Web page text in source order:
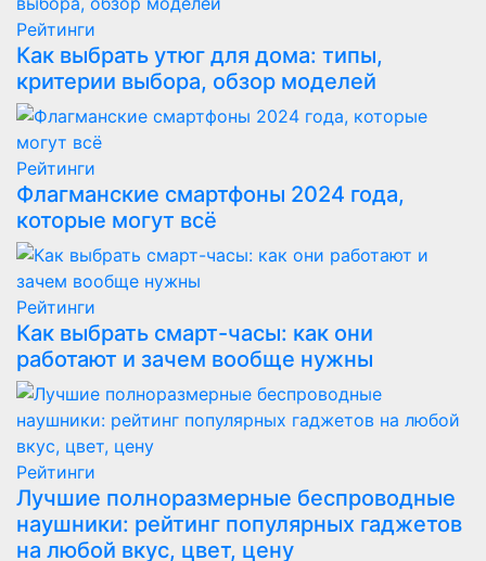
Рейтинги
Как выбрать утюг для дома: типы,
критерии выбора, обзор моделей
Рейтинги
Флагманские смартфоны 2024 года,
которые могут всё
Рейтинги
Как выбрать смарт-часы: как они
работают и зачем вообще нужны
Рейтинги
Лучшие полноразмерные беспроводные
наушники: рейтинг популярных гаджетов
на любой вкус, цвет, цену